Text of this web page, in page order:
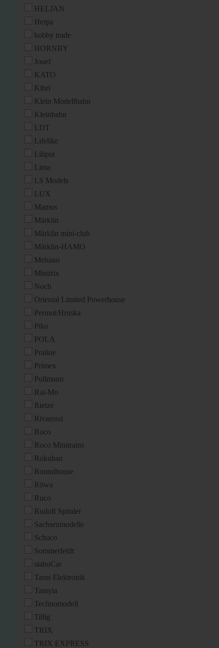
HELJAN
Herpa
hobby trade
HORNBY
Jouef
KATO
Kibri
Klein Modellbahn
Kleinbahn
LDT
Lifelike
Liliput
Lima
LS Models
LUX
Mamos
Märklin
Märklin mini-club
Märklin-HAMO
Mehano
Minitrix
Noch
Oriental Limited Powerhouse
Permot/Hruska
Piko
POLA
Praline
Primex
Pullmann
Rai-Mo
Rietze
Rivarossi
Roco
Roco Minitrains
Rokuhan
Roundhouse
Röwa
Ruco
Rudolf Spitaler
Sachsenmodelle
Schuco
Sommerfeldt
staboCar
Tams Elektronik
Tamyia
Technomodell
Tillig
TRIX
TRIX EXPRESS